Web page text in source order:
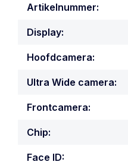
Artikelnummer:
Display:
Hoofdcamera:
Ultra Wide camera:
Frontcamera:
Chip:
Face ID: